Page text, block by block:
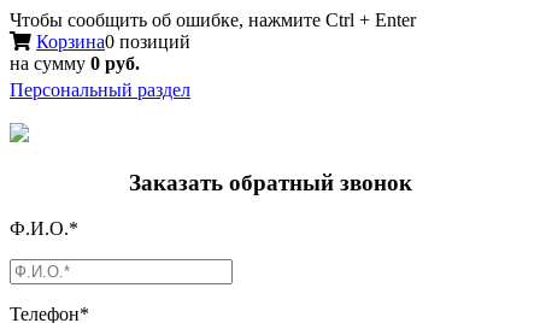
Чтобы сообщить об ошибке, нажмите Ctrl + Enter
Корзина0 позиций
на сумму 0 руб.
Персональный раздел
Заказать обратный звонок
Ф.И.О.*
Телефон*